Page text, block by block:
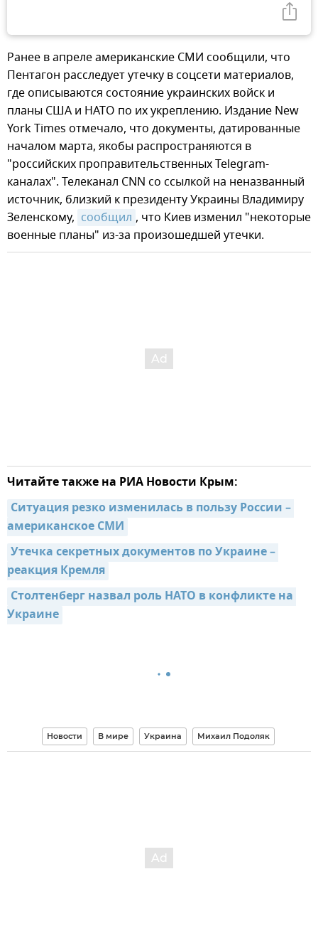
Ранее в апреле американские СМИ сообщили, что
Пентагон расследует утечку в соцсети материалов,
где описываются состояние украинских войск и
планы США и НАТО по их укреплению. Издание New
York Times отмечало, что документы, датированные
началом марта, якобы распространяются в
"российских проправительственных Telegram-
каналах". Телеканал CNN со ссылкой на неназванный
источник, близкий к президенту Украины Владимиру
Зеленскому, сообщил , что Киев изменил "некоторые
военные планы" из-за произошедшей утечки.
Читайте также на РИА Новости Крым:
Ситуация резко изменилась в пользу России –
американское СМИ
Утечка секретных документов по Украине –
реакция Кремля
Столтенберг назвал роль НАТО в конфликте на
Украине
Новости В мире Украина Михаил Подоляк